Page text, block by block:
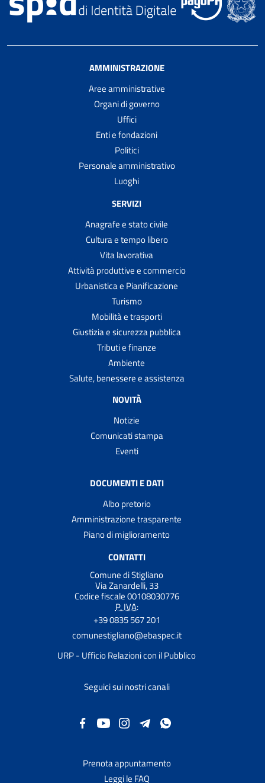
AMMINISTRAZIONE
Aree amministrative
Organi di governo
Uffici
Enti e fondazioni
Politici
Personale amministrativo
Luoghi
SERVIZI
Anagrafe e stato civile
Cultura e tempo libero
Vita lavorativa
Attività produttive e commercio
Urbanistica e Pianificazione
Turismo
Mobilità e trasporti
Giustizia e sicurezza pubblica
Tributi e finanze
Ambiente
Salute, benessere e assistenza
NOVITÀ
Notizie
Comunicati stampa
Eventi
DOCUMENTI E DATI
Albo pretorio
Amministrazione trasparente
Piano di miglioramento
CONTATTI
Comune di Stigliano
Via Zanardelli, 33
Codice fiscale 00108030776
P. IVA:
+39 0835 567 201
comunestigliano@ebaspec.it
URP - Ufficio Relazioni con il Pubblico
Seguici sui nostri canali
Prenota appuntamento
Leggi le FAQ